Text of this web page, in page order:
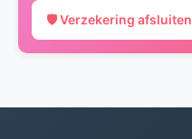
🛡️ Verzekering afsluiten